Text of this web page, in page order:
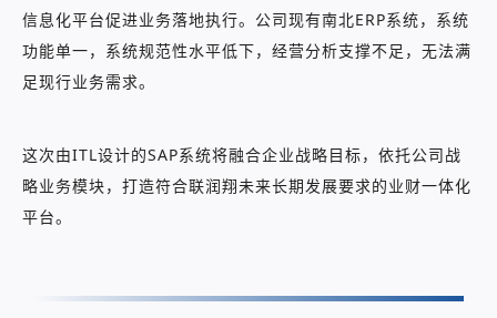
信息化平台促进业务落地执行。公司现有南北ERP系统，系统
功能单一，系统规范性水平低下，经营分析支撑不足，无法满
足现行业务需求。
这次由ITL设计的SAP系统将融合企业战略目标，依托公司战
略业务模块，打造符合联润翔未来长期发展要求的业财一体化
平台。